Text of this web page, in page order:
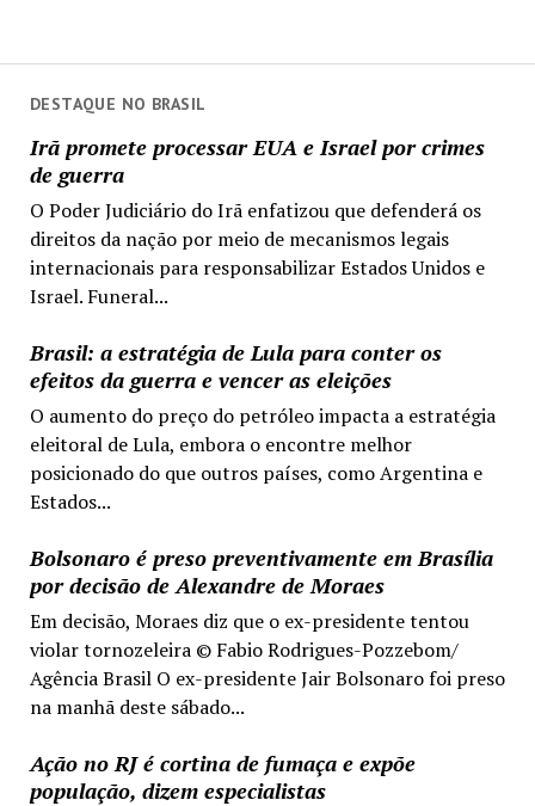
DESTAQUE NO BRASIL
Irã promete processar EUA e Israel por crimes
de guerra
O Poder Judiciário do Irã enfatizou que defenderá os
direitos da nação por meio de mecanismos legais
internacionais para responsabilizar Estados Unidos e
Israel. Funeral...
Brasil: a estratégia de Lula para conter os
efeitos da guerra e vencer as eleições
O aumento do preço do petróleo impacta a estratégia
eleitoral de Lula, embora o encontre melhor
posicionado do que outros países, como Argentina e
Estados...
Bolsonaro é preso preventivamente em Brasília
por decisão de Alexandre de Moraes
Em decisão, Moraes diz que o ex-presidente tentou
violar tornozeleira © Fabio Rodrigues-Pozzebom/
Agência Brasil O ex-presidente Jair Bolsonaro foi preso
na manhã deste sábado...
Ação no RJ é cortina de fumaça e expõe
população, dizem especialistas